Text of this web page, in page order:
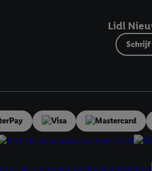
Lidl
Schrijf
kun je aangeven met welke cookies en
je instemt. Verder kan je er meer
klikken, stem je in met alle
van de gegevens en je recht
privacyverklaring. Je vindt de
wij inzetten.